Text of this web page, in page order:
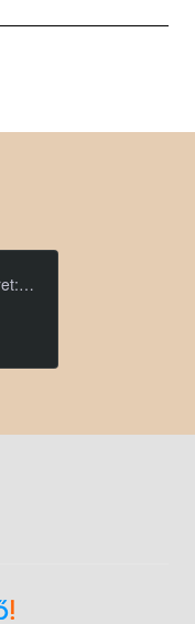
Fehérarany Lánc (méret:55) AU 75486